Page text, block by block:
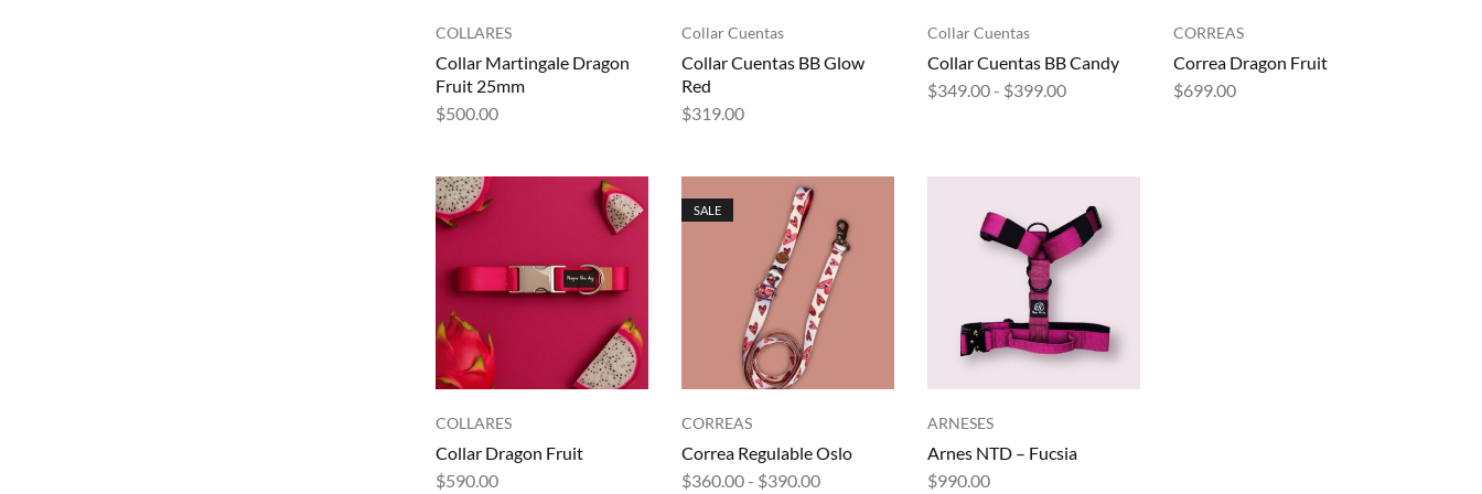
COLLARES
Collar Martingale Dragon
Fruit 25mm
$500.00
Collar Cuentas
Collar Cuentas BB Glow
Red
$319.00
Collar Cuentas
Collar Cuentas BB Candy
$349.00- $399.00
CORREAS
Correa Dragon Fruit
$699.00
COLLARES
Collar Dragon Fruit
$590.00
SALE
CORREAS
Correa Regulable Oslo
$360.00- $390.00
ARNESES
Arnes NTD – Fucsia
$990.00